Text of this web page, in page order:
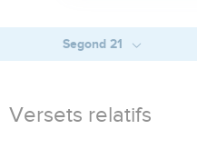
Segond 21
Versets relatifs